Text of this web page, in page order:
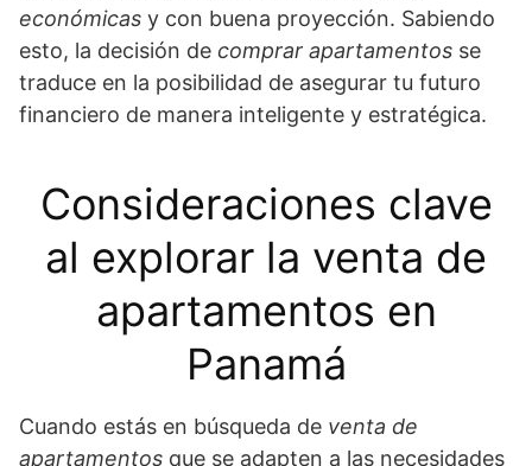
económicas y con buena proyección. Sabiendo
esto, la decisión de comprar apartamentos se
traduce en la posibilidad de asegurar tu futuro
financiero de manera inteligente y estratégica.
Consideraciones clave
al explorar la venta de
apartamentos en
Panamá
Cuando estás en búsqueda de venta de
apartamentos que se adapten a las necesidades